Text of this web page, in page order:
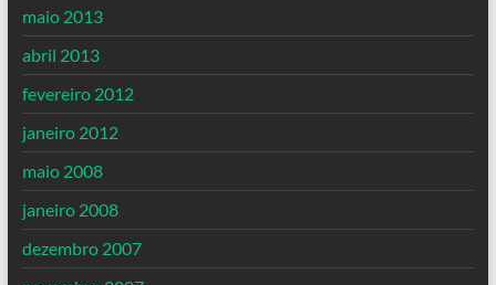
maio 2013
abril 2013
fevereiro 2012
janeiro 2012
maio 2008
janeiro 2008
dezembro 2007